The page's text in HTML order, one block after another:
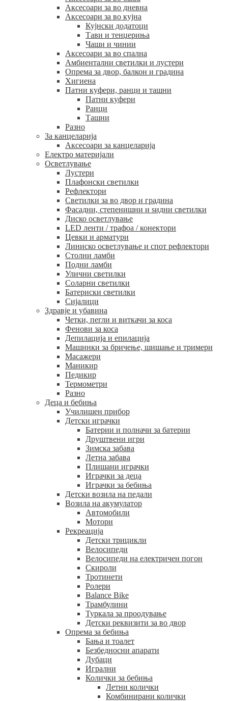
Аксесоари за во дневна
Аксесоари за во кујна
Кујнски додатоци
Тави и тенџериња
Чаши и чинии
Аксесоари за во спална
Амбиентални светилки и лустери
Опрема за двор, балкон и градина
Хигиена
Патни куфери, ранци и ташни
Патни куфери
Ранци
Ташни
Разно
За канцеларија
Аксесоари за канцеларија
Електро материјали
Осветлување
Лустери
Плафонски светилки
Рефлектори
Светилки за во двор и градина
Фасадни, степенишни и ѕидни светилки
Диско осветлување
LED ленти / трафоа / конектори
Цевки и арматури
Линиско осветлување и спот рефлектори
Столни ламби
Подни ламби
Улични светилки
Соларни светилки
Батериски светилки
Сијалици
Здравје и убавина
Четки, пегли и виткачи за коса
Фенови за коса
Депилација и епилација
Машинки за бричење, шишање и тримери
Масажери
Маникир
Педикир
Термометри
Разно
Деца и бебиња
Училишен прибор
Детски играчки
Батерии и полначи за батерии
Друштвени игри
Зимска забава
Летна забава
Плишани играчки
Играчки за деца
Играчки за бебиња
Детски возила на педали
Возила на акумулатор
Автомобили
Мотори
Рекреација
Детски трицикли
Велосипеди
Велосипеди на електричен погон
Скироли
Тротинети
Ролери
Balance Bike
Трамбулини
Туркала за проодување
Детски реквизити за во двор
Опрема за бебиња
Бања и тоалет
Безбедносни апарати
Дубаци
Игрални
Колички за бебиња
Летни колички
Комбинирани колички